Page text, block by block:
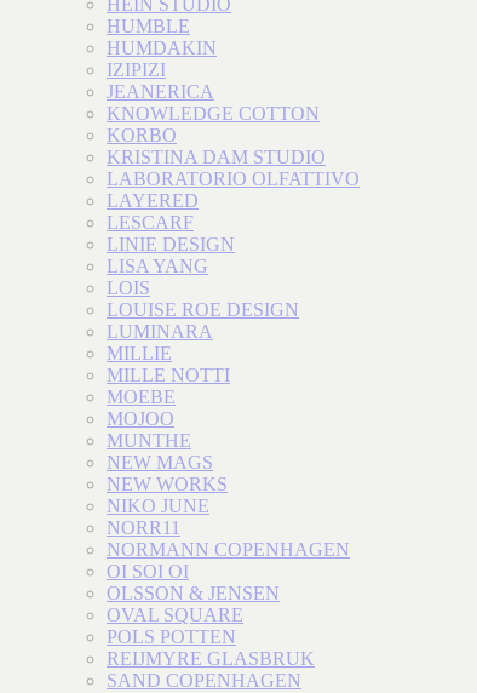
HEIN STUDIO
HUMBLE
HUMDAKIN
IZIPIZI
JEANERICA
KNOWLEDGE COTTON
KORBO
KRISTINA DAM STUDIO
LABORATORIO OLFATTIVO
LAYERED
LESCARF
LINIE DESIGN
LISA YANG
LOIS
LOUISE ROE DESIGN
LUMINARA
MILLIE
MILLE NOTTI
MOEBE
MOJOO
MUNTHE
NEW MAGS
NEW WORKS
NIKO JUNE
NORR11
NORMANN COPENHAGEN
OI SOI OI
OLSSON & JENSEN
OVAL SQUARE
POLS POTTEN
REIJMYRE GLASBRUK
SAND COPENHAGEN